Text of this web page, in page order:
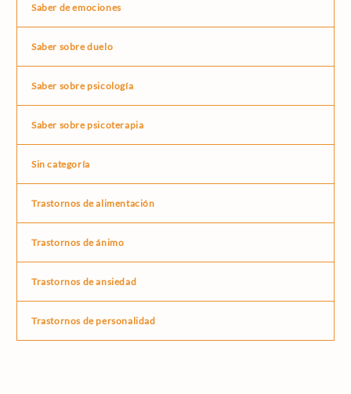
Saber de emociones
Saber sobre duelo
Saber sobre psicología
Saber sobre psicoterapia
Sin categoría
Trastornos de alimentación
Trastornos de ánimo
Trastornos de ansiedad
Trastornos de personalidad